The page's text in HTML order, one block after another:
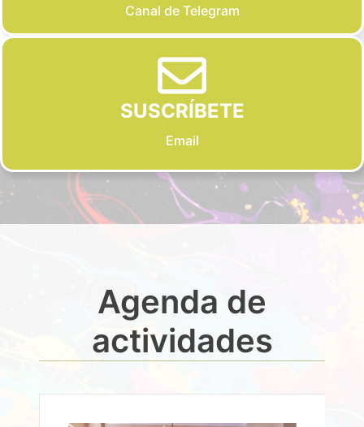
Canal de Telegram
SUSCRÍBETE
Email
Agenda de
actividades